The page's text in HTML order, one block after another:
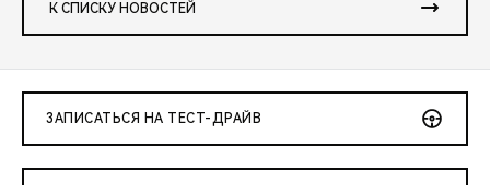
К СПИСКУ НОВОСТЕЙ
ЗАПИСАТЬСЯ НА ТЕСТ-ДРАЙВ